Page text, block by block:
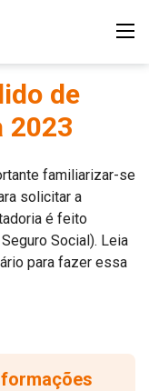
de
2023
familiarizar-se
solicitar a
é feito
Social). Leia
para fazer essa